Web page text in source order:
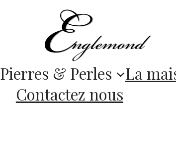
Pierres & Perles La
Contactez nous